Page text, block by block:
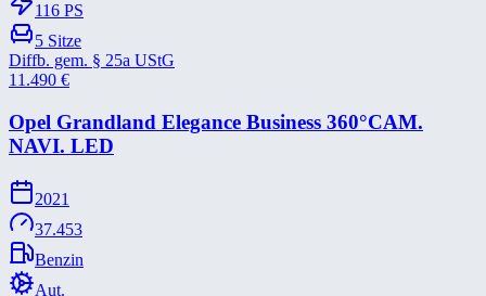
116 PS
5 Sitze
Diffb. gem. § 25a UStG
11.490 €
Opel Grandland Elegance Business 360°CAM.
NAVI. LED
2021
37.453
Benzin
Aut.